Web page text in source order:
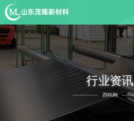
行业资讯
ZIXUN